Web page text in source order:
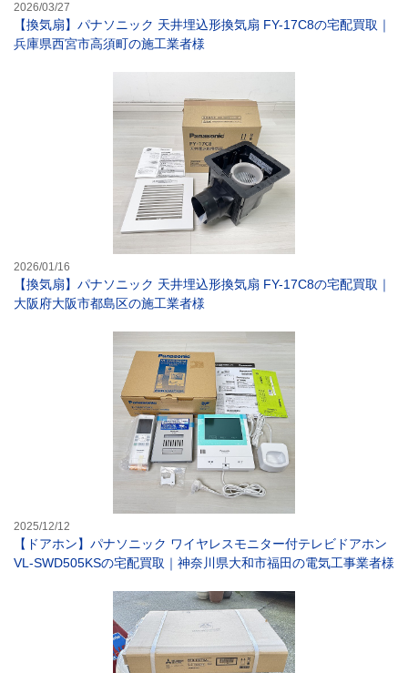
2026/03/27
【換気扇】パナソニック 天井埋込形換気扇 FY-17C8の宅配買取｜
兵庫県西宮市高須町の施工業者様
2026/01/16
【換気扇】パナソニック 天井埋込形換気扇 FY-17C8の宅配買取｜
大阪府大阪市都島区の施工業者様
2025/12/12
【ドアホン】パナソニック ワイヤレスモニター付テレビドアホン
VL-SWD505KSの宅配買取｜神奈川県大和市福田の電気工事業者様